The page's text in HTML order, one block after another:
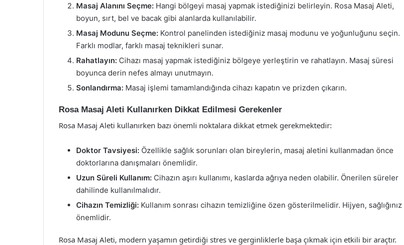
Masaj Alanını Seçme: Hangi bölgeyi masaj yapmak istediğinizi belirleyin. Rosa Masaj Aleti,
boyun, sırt, bel ve bacak gibi alanlarda kullanılabilir.
Masaj Modunu Seçme: Kontrol panelinden istediğiniz masaj modunu ve yoğunluğunu seçin.
Farklı modlar, farklı masaj teknikleri sunar.
Rahatlayın: Cihazı masaj yapmak istediğiniz bölgeye yerleştirin ve rahatlayın. Masaj süresi
boyunca derin nefes almayı unutmayın.
Sonlandırma: Masaj işlemi tamamlandığında cihazı kapatın ve prizden çıkarın.
Rosa Masaj Aleti Kullanırken Dikkat Edilmesi Gerekenler
Rosa Masaj Aleti kullanırken bazı önemli noktalara dikkat etmek gerekmektedir:
Doktor Tavsiyesi: Özellikle sağlık sorunları olan bireylerin, masaj aletini kullanmadan önce
doktorlarına danışmaları önemlidir.
Uzun Süreli Kullanım: Cihazın aşırı kullanımı, kaslarda ağrıya neden olabilir. Önerilen süreler
dahilinde kullanılmalıdır.
Cihazın Temizliği: Kullanım sonrası cihazın temizliğine özen gösterilmelidir. Hijyen,
önemlidir.
Rosa Masaj Aleti, modern yaşamın getirdiği stres ve gerginliklerle başa çıkmak için etkili bir araçtır.